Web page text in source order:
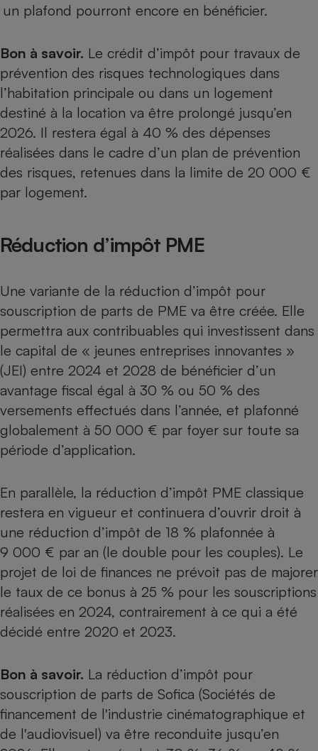
un plafond pourront encore en bénéficier.
Bon à savoir. Le crédit d’impôt pour travaux de
prévention des risques technologiques dans
l’habitation principale ou dans un logement
destiné à la location va être prolongé jusqu’en
2026. Il restera égal à 40 % des dépenses
réalisées dans le cadre d’un plan de prévention
des risques, retenues dans la limite de 20 000 €
par logement.
Réduction d’impôt PME
Une variante de la réduction d’impôt pour
souscription de parts de PME va être créée. Elle
permettra aux contribuables qui investissent dans
le capital de « jeunes entreprises innovantes »
(JEI) entre 2024 et 2028 de bénéficier d’un
avantage fiscal égal à 30 % ou 50 % des
versements effectués dans l’année, et plafonné
globalement à 50 000 € par foyer sur toute sa
période d’application.
En parallèle, la réduction d’impôt PME classique
restera en vigueur et continuera d’ouvrir droit à
une réduction d’impôt de 18 % plafonnée à
9 000 € par an (le double pour les couples). Le
projet de loi de finances ne prévoit pas de majorer
le taux de ce bonus à 25 % pour les souscriptions
réalisées en 2024, contrairement à ce qui a été
décidé entre 2020 et 2023.
Bon à savoir. La réduction d’impôt pour
souscription de parts de Sofica (Sociétés de
financement de l'industrie cinématographique et
de l'audiovisuel) va être reconduite jusqu’en